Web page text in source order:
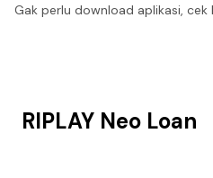
Gak perlu download aplikasi, cek
RIPLAY Neo Loan